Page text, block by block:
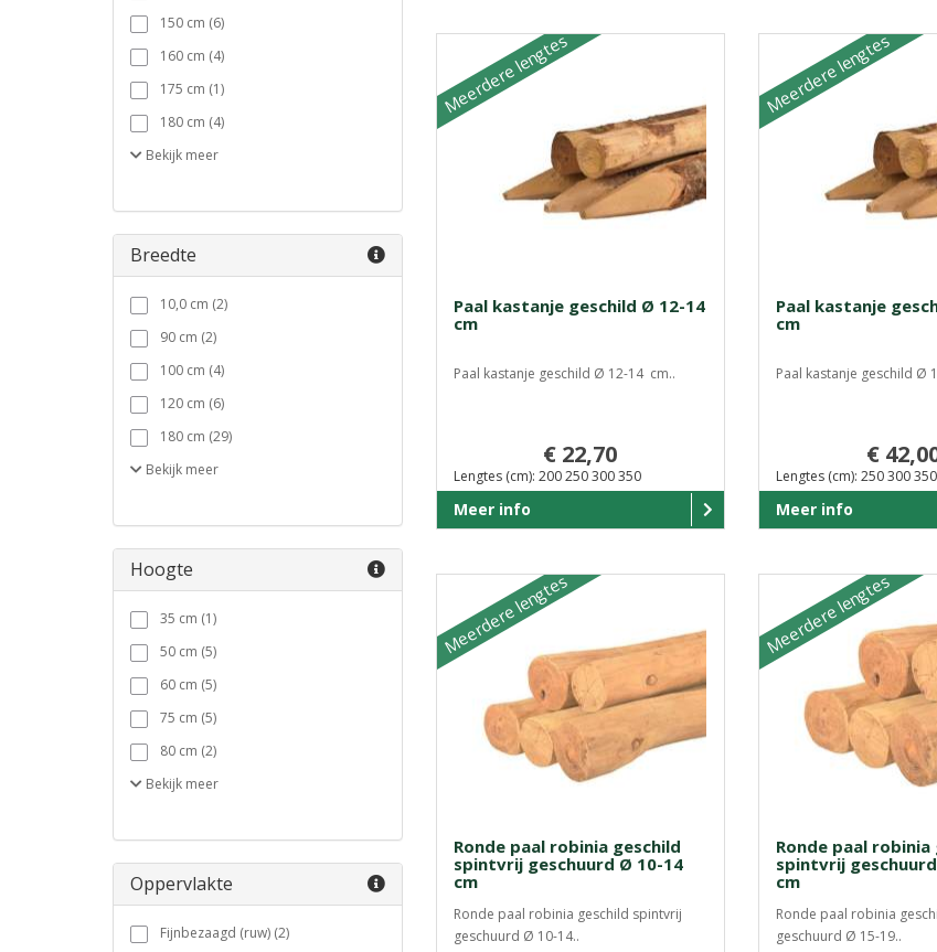
150 cm (6)
160 cm (4)
175 cm (1)
180 cm (4)
Bekijk meer
Breedte
10,0 cm (2)
90 cm (2)
100 cm (4)
120 cm (6)
180 cm (29)
Bekijk meer
Hoogte
35 cm (1)
50 cm (5)
60 cm (5)
75 cm (5)
80 cm (2)
Bekijk meer
Oppervlakte
Fijnbezaagd (ruw) (2)
Meerdere lengtes
Paal kastanje geschild Ø 12-14
cm
Paal kastanje geschild Ø 12-14 cm..
€ 22,70
Lengtes (cm): 200 250 300 350
Meer info
Meerdere lengtes
Paal kastanje
cm
Paal kastanje geschild Ø
€
Lengtes (cm): 250 300 350
Meer info
Meerdere lengtes
Ronde paal robinia geschild
spintvrij geschuurd Ø 10-14
cm
Ronde paal robinia geschild spintvrij
geschuurd Ø 10-14..
Meerdere lengtes
Ronde paal robinia
spintvrij
cm
Ronde paal robinia
geschuurd Ø 15-19..